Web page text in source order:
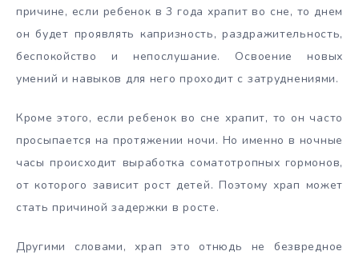
причине, если ребенок в 3 года храпит во сне, то днем
он будет проявлять капризность, раздражительность,
беспокойство и непослушание. Освоение новых
умений и навыков для него проходит с затруднениями.
Кроме этого, если ребенок во сне храпит, то он часто
просыпается на протяжении ночи. Но именно в ночные
часы происходит выработка соматотропных гормонов,
от которого зависит рост детей. Поэтому храп может
стать причиной задержки в росте.
Другими словами, храп это отнюдь не безвредное